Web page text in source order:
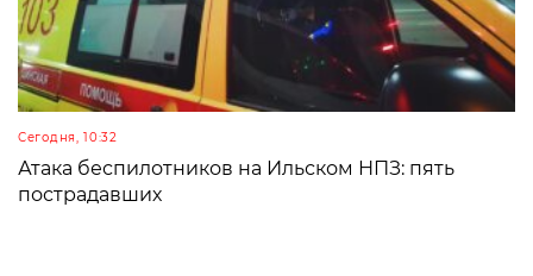
Сегодня, 10:32
Атака беспилотников на Ильском НПЗ: пять
пострадавших